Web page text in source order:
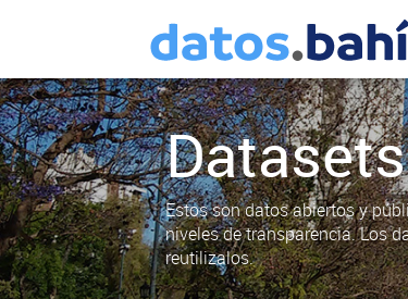
Datasets
Estos son datos abiertos y
niveles de transparencia. Los
reutilizalos.